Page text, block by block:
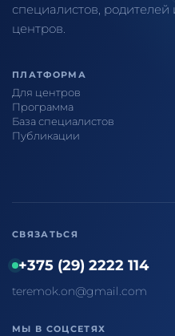
специалистов,
центров.
ПЛАТФОРМА
Для центров
Программа
База специалистов
Публикации
СВЯЗАТЬСЯ
+375 (29) 2222 114
teremok.on@gmail.com
МЫ В СОЦСЕТЯХ